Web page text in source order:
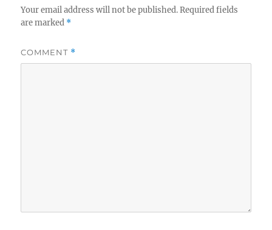
Your email address will not be published. Required fields
are marked *
COMMENT *